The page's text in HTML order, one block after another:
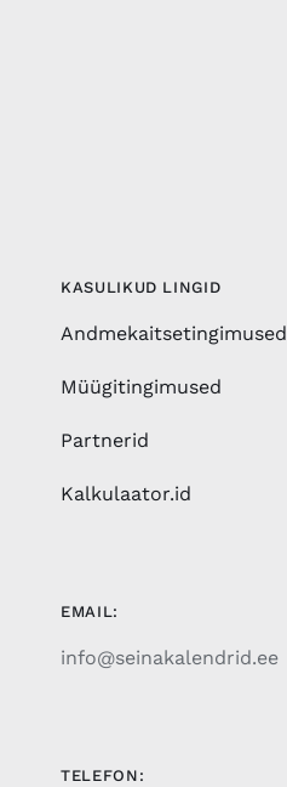
KASULIKUD LINGID
Andmekaitsetingimused
Müügitingimused
Partnerid
Kalkulaator.id
EMAIL:
info@seinakalendrid.ee
TELEFON: